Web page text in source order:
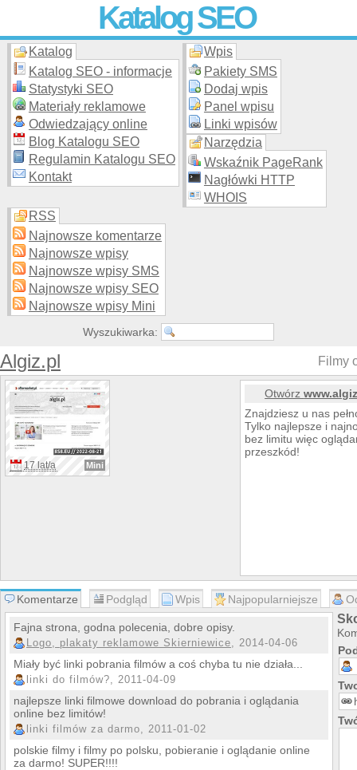
Katalog SEO
Skuteczna i promocja stron WWW –
moderowanego katalogu za darmo!
Katalog
Katalog SEO - informacje
Statystyki SEO
Materiały reklamowe
Odwiedzający online
Blog Katalogu SEO
Regulamin Katalogu SEO
Kontakt
Wpis
Pakiety SMS
Dodaj wpis
Panel wpisu
Linki wpisów
Narzędzia
Wskaźnik PageRank
Nagłówki HTTP
WHOIS
RSS
Najnowsze komentarze
Najnowsze wpisy
Najnowsze wpisy SMS
Najnowsze wpisy SEO
Najnowsze wpisy Mini
Wyszukiwarka:
Algiz.pl Filmy
17 lat/a Mini
Otwórz
Znajdziesz u nas
Tylko najlepsze i
bez limitu więc
przeszkód!
Komentarze Podgląd Wpis Najpopularniejsze
Fajna strona, godna polecenia, dobre opisy.
Logo, plakaty reklamowe Skierniewice, 2014-04-06
Miały być linki pobrania filmów a coś chyba tu nie działa...
linki do filmów?, 2011-04-09
najlepsze linki filmowe download do pobrania i oglądania
online bez limitów!
linki filmów za darmo, 2011-01-02
polskie filmy i filmy po polsku, pobieranie i oglądanie online
za darmo! SUPER!!!!